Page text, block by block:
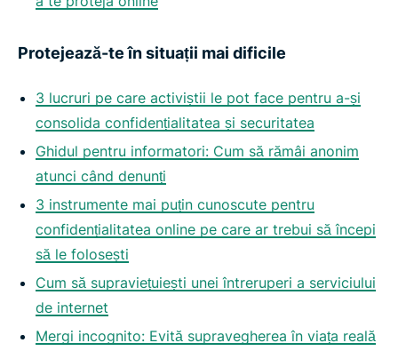
Protejează-te în situații mai dificile
3 lucruri pe care activiștii le pot face pentru a-și
consolida confidențialitatea și securitatea
Ghidul pentru informatori: Cum să rămâi anonim
atunci când denunți
3 instrumente mai puțin cunoscute pentru
confidențialitatea online pe care ar trebui să începi
să le folosești
Cum să supraviețuiești unei întreruperi a serviciului
de internet
Mergi incognito: Evită supravegherea în viața reală